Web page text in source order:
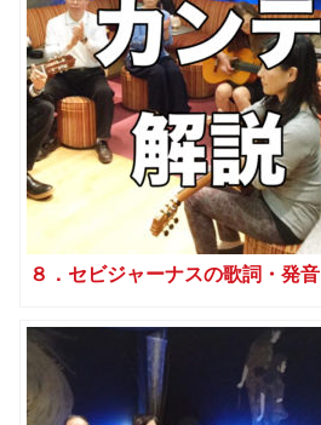
８．セビジャーナスの歌詞・発音